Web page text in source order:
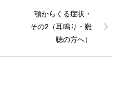
顎からくる症状・
その2（耳鳴り・難
聴の方へ）